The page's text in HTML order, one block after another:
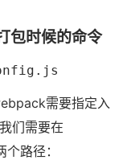
包时候的命令
需要指定入
们需要在
路径：